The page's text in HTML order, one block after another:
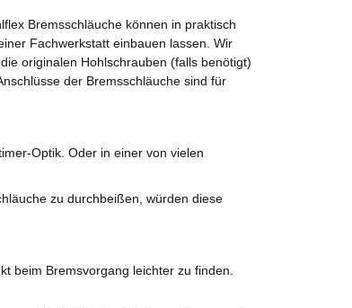
Bremsschläuche können in praktisch
Fachwerkstatt einbauen lassen. Wir
originalen Hohlschrauben (falls benötigt)
der Bremsschläuche sind für
Optik. Oder in einer von vielen
zu durchbeißen, würden diese
beim Bremsvorgang leichter zu finden.